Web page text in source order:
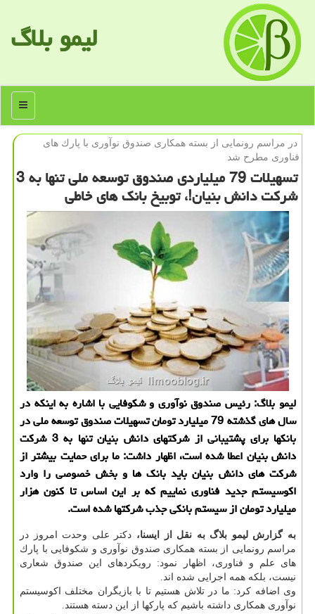
لیمو بلاگ
منو
در مراسم رونمایی از بسته همكاری صندوق نوآوری با پارك های
فناوری مطرح شد
تسهیلات 79 میلیاردی صندوق توسعه ملی تنها به 3
شركت دانش بنیان!، توبیخ بانك های خاطی
لیمو بلاگ: رئیس صندوق نوآوری و شكوفایی با اشاره به اینكه در
سال های گذشته 79 میلیارد تومان تسهیلات صندوق توسعه ملی در
بانكها برای پشتیبانی از شركتهای دانش بنیان تنها به 3 شركت
دانش بنیان اعطا شده است، اظهار داشت: ما برای حمایت بیشتر از
شركت های دانش بنیان باید بانك ها و بخش خصوصی را وارد
اكوسیستم جدید فناوری نماییم كه بر این اساس تا كنون هزار
میلیارد تومان از سیستم بانكی جذب شركتها شده است.
به گزارش لیمو بلاگ به نقل از ایسنا، دكتر علی وحدت امروز در
مراسم رونمایی از بسته همكاری صندوق نوآوری و شكوفایی با پارك
های علم و فناوری، اظهار نمود: رویكردهای این صندوق شعاری
نیست، بلكه همه اجرایی شده اند.
وی اضافه كرد: ما در تلاش هستیم تا با بازیگران مختلف اكوسیستم
نوآوری همكاری داشته باشیم كه پاركها از این دسته هستند.